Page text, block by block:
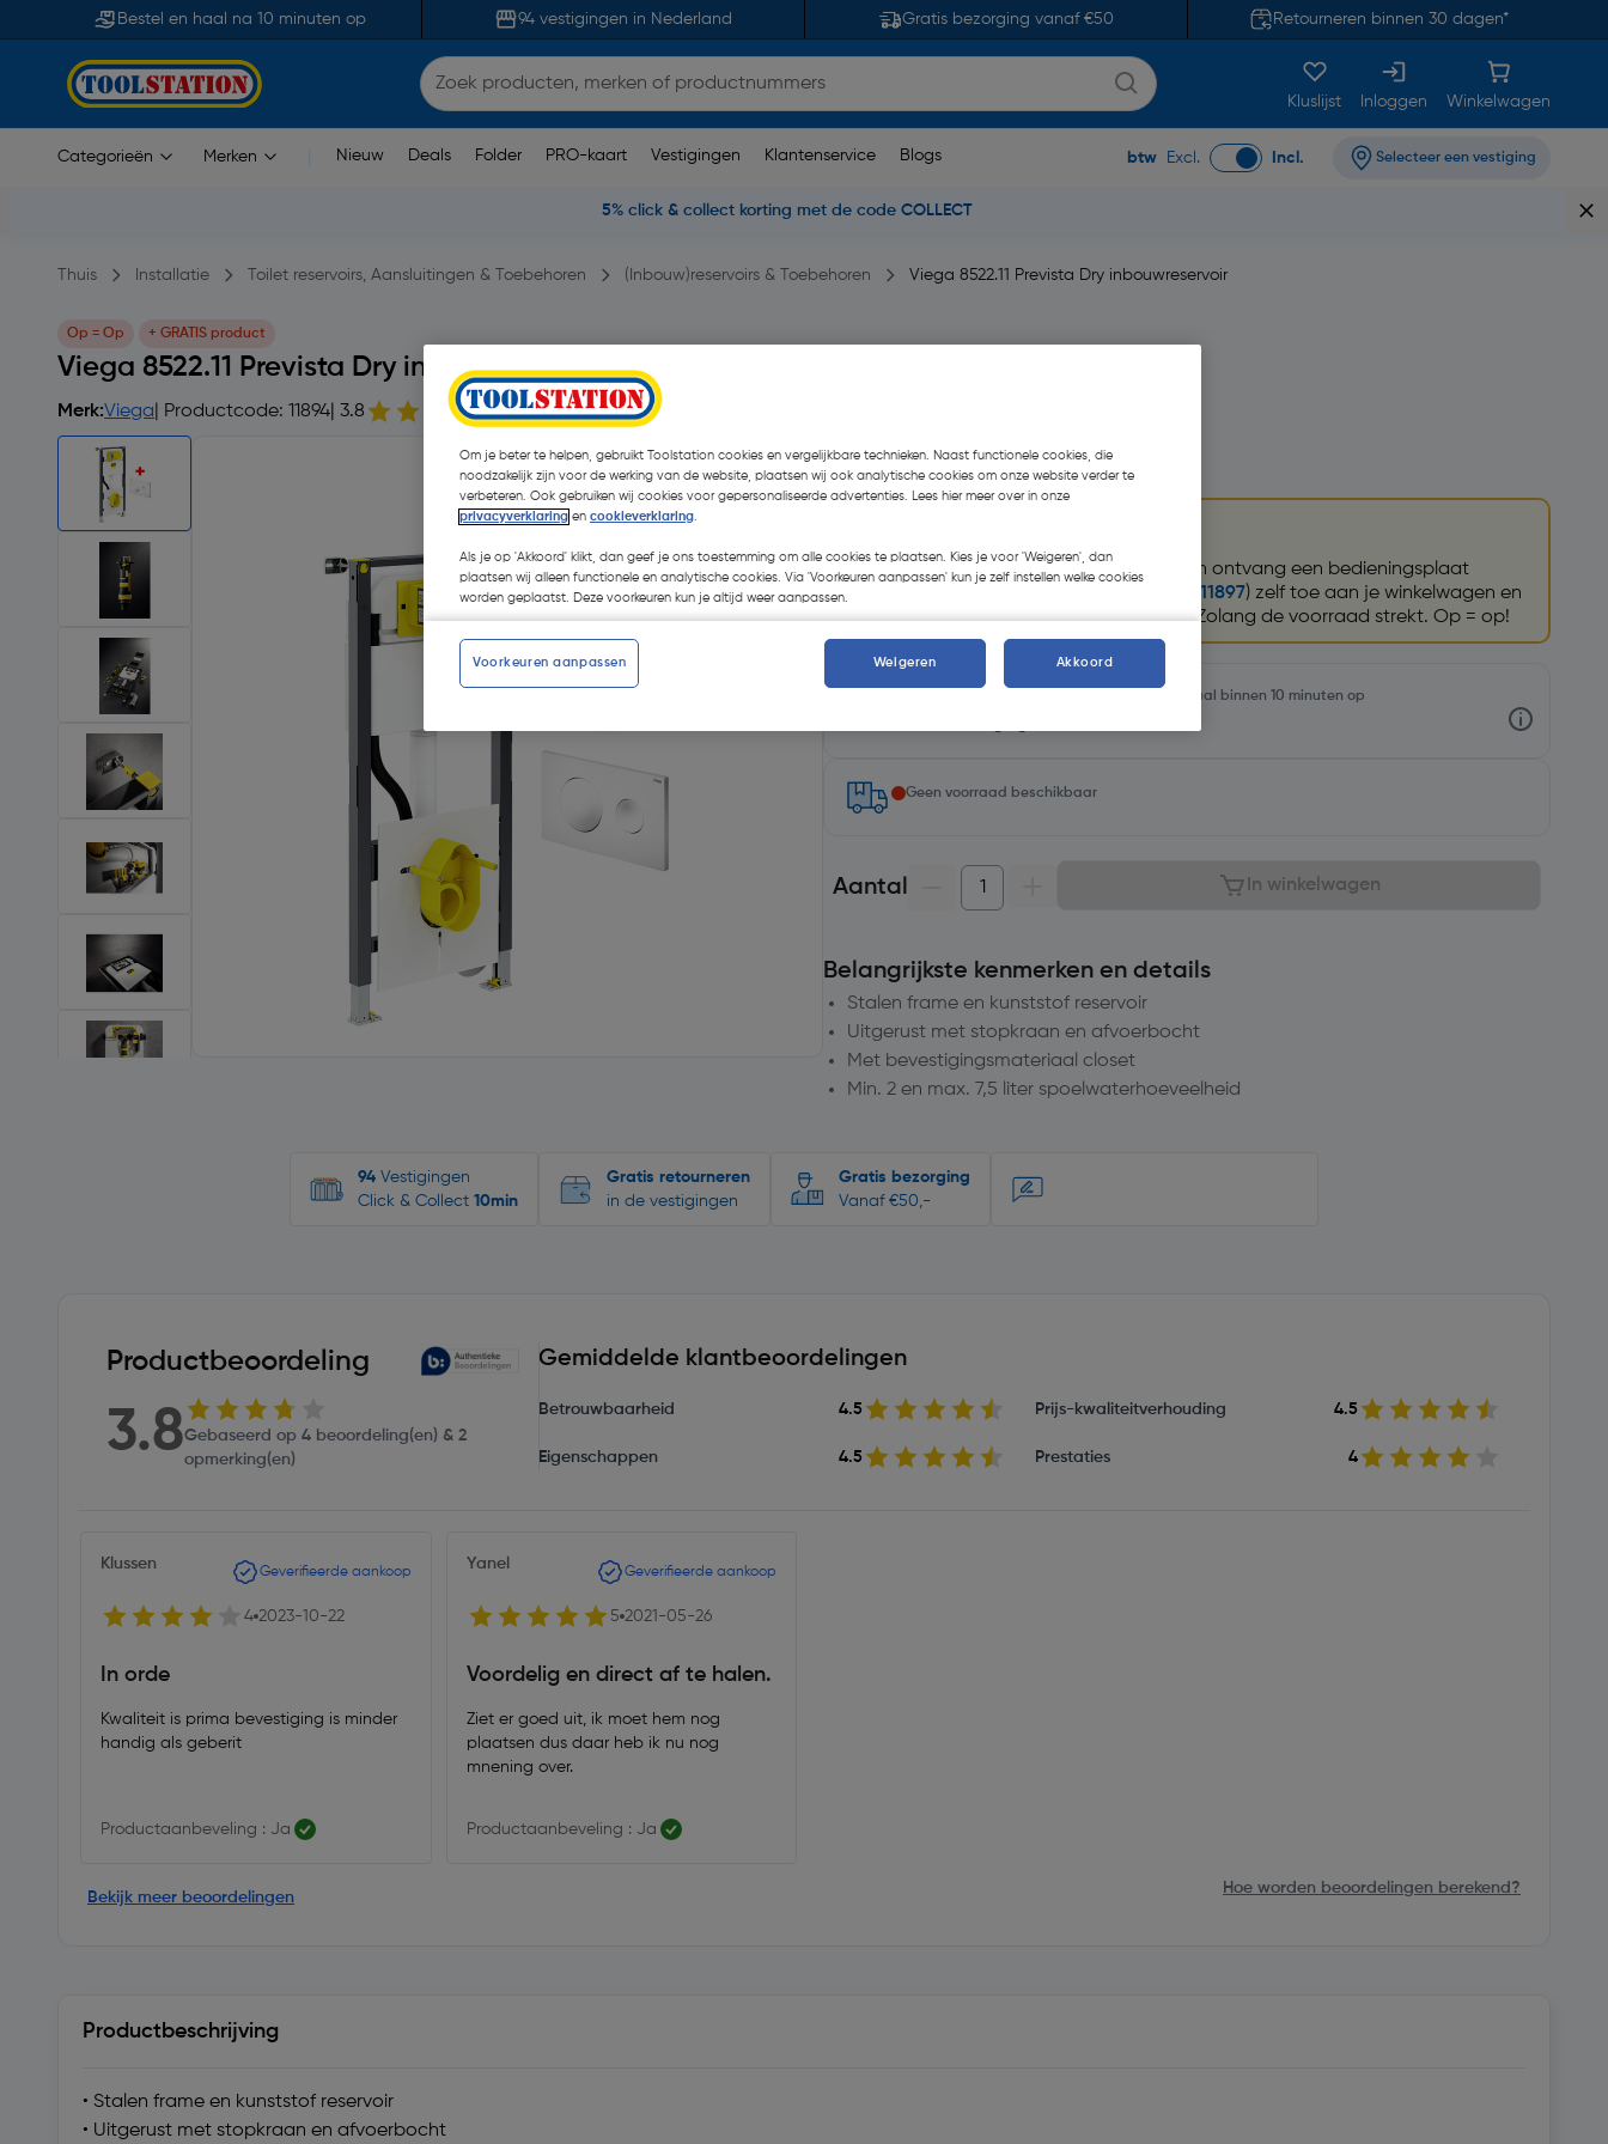
Bestel en haal na 10 minuten op 94 vestigingen in Nederland Gratis bezorging vanaf €50 Retourneren binnen 30 dagen*
Kluslijst Inloggen Winkelwagen
Categorieën Merken Nieuw Deals Folder PRO-kaart Vestigingen Klantenservice Blogs btw Excl. Incl. Selecteer een vestiging
5% click & collect korting met de code COLLECT
Thuis Installatie Toilet reservoirs, Aansluitingen & Toebehoren (Inbouw)reservoirs & Toebehoren Viega 8522.11 Prevista Dry inbouwreservoir
Op = Op + GRATIS product
Viega 8522.11 Prevista Dry inbouwreservoir
Merk:Viega | Productcode: 11894 | 3.8 4 opmerking(en)| Stuk
€ 102,74| Excl. btw € 84,91
Actie: Koop deze Viega inbouwreservoir en ontvang een bedieningsplaat
GRATIS. Let op voeg de bedieningsplaat ( 11897) zelf toe aan je winkelwagen en
de korting wordt automatisch verrekend. Zolang de voorraad strekt. Op = op!
Selecteer winkel - Bekijk voorraadniveaus en haal binnen 10 minuten op
Geen voorraad beschikbaar
Aantal In winkelwagen
Belangrijkste kenmerken en details
Stalen frame en kunststof reservoir
Uitgerust met stopkraan en afvoerbocht
Met bevestigingsmateriaal closet
Min. 2 en max. 7,5 liter spoelwaterhoeveelheid
94 Vestigingen
Click & Collect 10min
Gratis retourneren
in de vestigingen
Gratis bezorging
Vanaf €50,-
Productbeoordeling
3.8Gebaseerd op 4 beoordeling(en) & 2
opmerking(en)
Gemiddelde klantbeoordelingen
Betrouwbaarheid 4.5 Prijs-kwaliteitverhouding 4.5
Eigenschappen 4.5 Prestaties 4
Klussen Geverifieerde aankoop
4 2023-10-22
In orde
Kwaliteit is prima bevestiging is minder
handig als geberit
Productaanbeveling : Ja
Yanel Geverifieerde aankoop
5 2021-05-26
Voordelig en direct af te halen.
Ziet er goed uit, ik moet hem nog
plaatsen dus daar heb ik nu nog
mnening over.
Productaanbeveling : Ja
Bekijk meer beoordelingen
Hoe worden beoordelingen berekend?
Productbeschrijving
• Stalen frame en kunststof reservoir
• Uitgerust met stopkraan en afvoerbocht
Om je beter te helpen, gebruikt Toolstation cookies en vergelijkbare technieken. Naast functionele cookies, die
noodzakelijk zijn voor de werking van de website, plaatsen wij ook analytische cookies om onze website verder te
verbeteren. Ook gebruiken wij cookies voor gepersonaliseerde advertenties. Lees hier meer over in onze
privacyverklaring en cookieverklaring.
Als je op 'Akkoord' klikt, dan geef je ons toestemming om alle cookies te plaatsen. Kies je voor 'Weigeren', dan
plaatsen wij alleen functionele en analytische cookies. Via 'Voorkeuren aanpassen' kun je zelf instellen welke cookies
worden geplaatst. Deze voorkeuren kun je altijd weer aanpassen.
Voorkeuren aanpassen Weigeren Akkoord